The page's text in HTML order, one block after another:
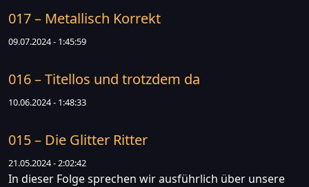
017 – Metallisch Korrekt
09.07.2024 - 1:45:59
016 – Titellos und trotzdem da
10.06.2024 - 1:48:33
015 – Die Glitter Ritter
21.05.2024 - 2:02:42
In dieser Folge sprechen wir ausführlich über unsere